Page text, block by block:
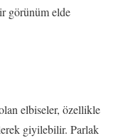
görünüm elde
elbiseler, özellikle
giyilebilir. Parlak